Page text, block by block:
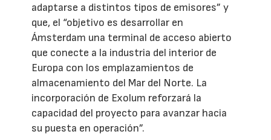
adaptarse a distintos tipos de emisores” y
que, el “objetivo es desarrollar en
Ámsterdam una terminal de acceso abierto
que conecte a la industria del interior de
Europa con los emplazamientos de
almacenamiento del Mar del Norte. La
incorporación de Exolum reforzará la
capacidad del proyecto para avanzar hacia
su puesta en operación”.